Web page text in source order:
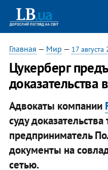
Главная — Мир — 17 августа
Цукерберг
доказательства
Адвокаты компании
суду доказательства
предприниматель
документы на
сетью.